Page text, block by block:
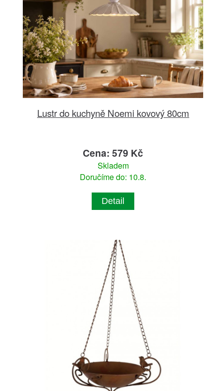
Lustr do kuchyně Noemi kovový 80cm
Cena: 579 Kč
Skladem
Doručíme do: 10.8.
Detail